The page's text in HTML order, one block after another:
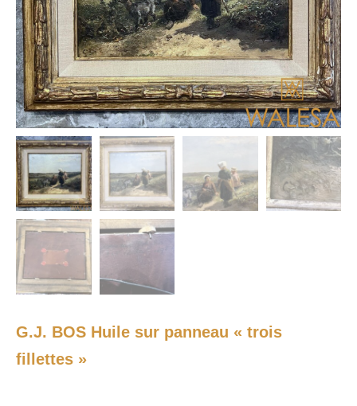
G.J. BOS Huile sur panneau « trois
fillettes »